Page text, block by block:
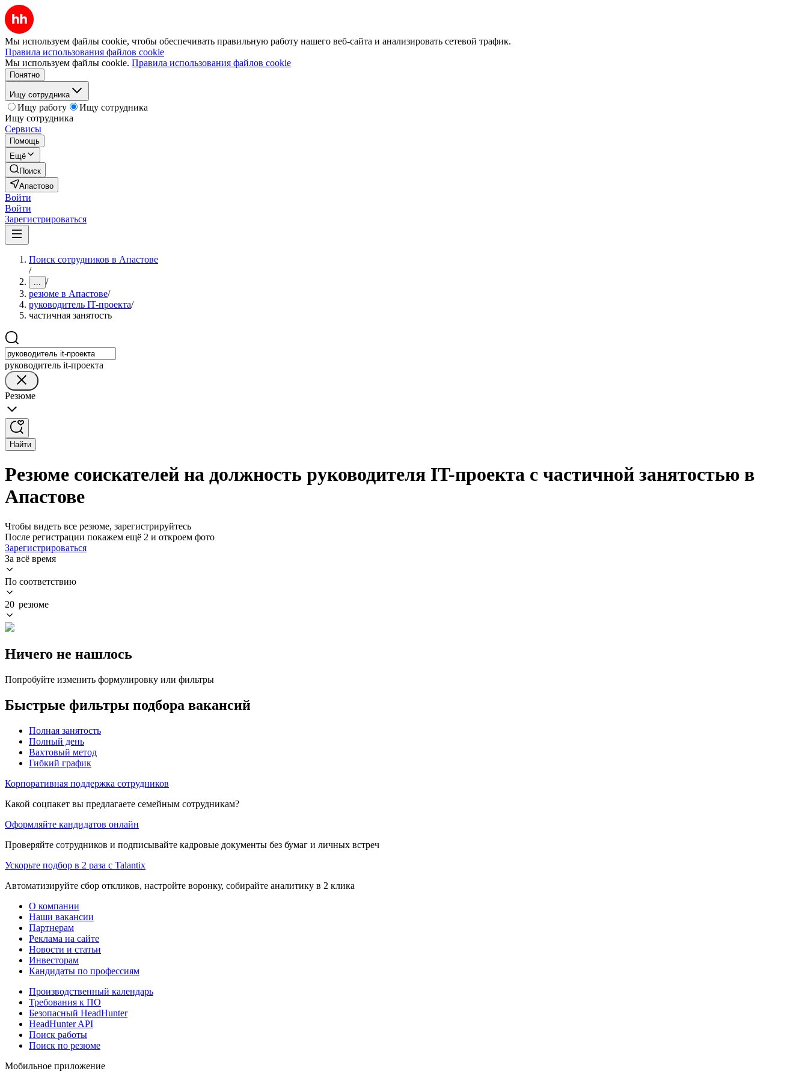
Мы используем файлы cookie, чтобы обеспечивать правильную работу нашего веб-сайта и анализировать сетевой трафик.
Правила использования файлов cookie
Мы используем файлы cookie. Правила использования файлов cookie
Понятно
Ищу сотрудника
Ищу работу
Ищу сотрудника
Ищу сотрудника
Сервисы
Помощь
Ещё
Поиск
Апастово
Войти
Войти
Зарегистрироваться
Поиск сотрудников в Апастове
/
... /
резюме в Апастове/
руководитель IT-проекта/
частичная занятость
руководитель it-проекта
Резюме
Найти
Резюме соискателей на должность руководителя IT-проекта с частичной занятостью в
Апастове
Чтобы видеть все резюме, зарегистрируйтесь
После регистрации покажем ещё 2 и откроем фото
Зарегистрироваться
За всё время
По соответствию
20 резюме
Ничего не нашлось
Попробуйте изменить формулировку или фильтры
Быстрые фильтры подбора вакансий
Полная занятость
Полный день
Вахтовый метод
Гибкий график
Корпоративная поддержка сотрудников
Какой соцпакет вы предлагаете семейным сотрудникам?
Оформляйте кандидатов онлайн
Проверяйте сотрудников и подписывайте кадровые документы без бумаг и личных встреч
Ускорьте подбор в 2 раза с Talantix
Автоматизируйте сбор откликов, настройте воронку, собирайте аналитику в 2 клика
О компании
Наши вакансии
Партнерам
Реклама на сайте
Новости и статьи
Инвесторам
Кандидаты по профессиям
Производственный календарь
Требования к ПО
Безопасный HeadHunter
HeadHunter API
Поиск работы
Поиск по резюме
Мобильное приложение